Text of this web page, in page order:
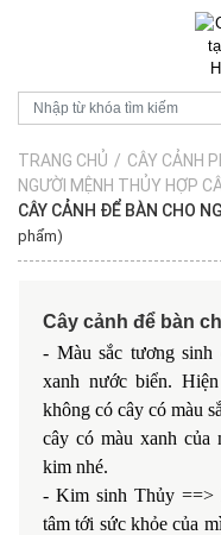
TRANG CHỦ / CÂY CẢNH
NGƯỜI MỆNH THỦY HỢP
CÂY CẢNH ĐỂ BÀN CHO
phẩm)
Cây cảnh để bàn
- Màu sắc tương sinh
xanh nước biển.
không có cây có màu
cây có màu xanh của
kim nhé.
- Kim sinh Thủy ==>
tâm tới sức khỏe của